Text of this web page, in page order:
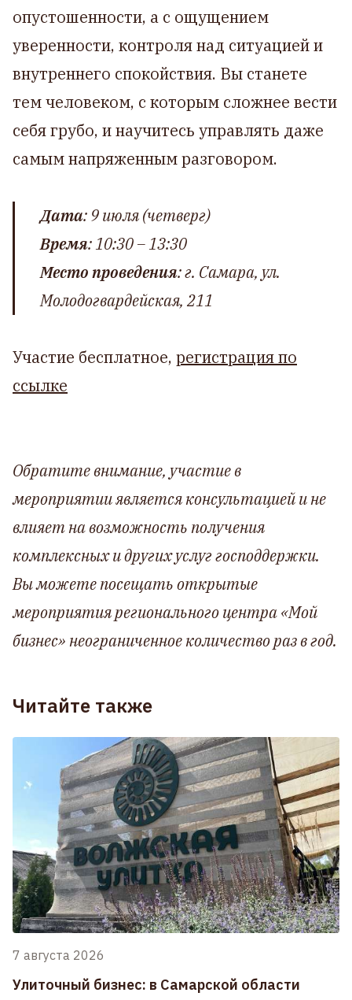
опустошенности, а с ощущением
уверенности, контроля над ситуацией и
внутреннего спокойствия. Вы станете
тем человеком, с которым сложнее вести
себя грубо, и научитесь управлять даже
самым напряженным разговором.
Дата: 9 июля (четверг)
Время: 10:30 – 13:30
Место проведения: г. Самара, ул.
Молодогвардейская, 211
Участие бесплатное, регистрация по
ссылке
Обратите внимание, участие в
мероприятии является консультацией и не
влияет на возможность получения
комплексных и других услуг господдержки.
Вы можете посещать открытые
мероприятия регионального центра «Мой
бизнес» неограниченное количество раз в год.
Читайте также
7 августа 2026
Улиточный бизнес: в Самарской области